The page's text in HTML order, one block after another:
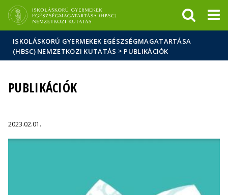
Hírek
Események
ELTE a
sajtóban
ISKOLÁSKORÚ GYERMEKEK EGÉSZSÉGMAGATARTÁSA
(HBSC) NEMZETKÖZI KUTATÁS > PUBLIKÁCIÓK
PUBLIKÁCIÓK
2023.02.01.